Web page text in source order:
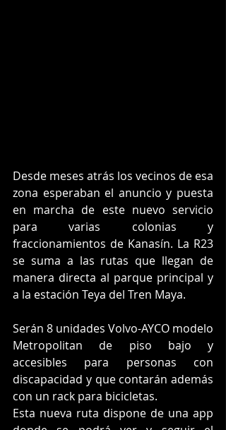
Desde meses atrás los vecinos de esa
zona esperaban el anuncio y puesta
en marcha de este nuevo servicio
para varias colonias y
fraccionamientos de Kanasín. La R23
se suma a las rutas que llegan de
manera directa al parque principal y
a la estación Teya del Tren Maya.
Serán 8 unidades Volvo-AYCO modelo
Metropolitan de piso bajo y
accesibles para personas con
discapacidad y que contarán además
con un rack para bicicletas.
Esta nueva ruta dispone de una app